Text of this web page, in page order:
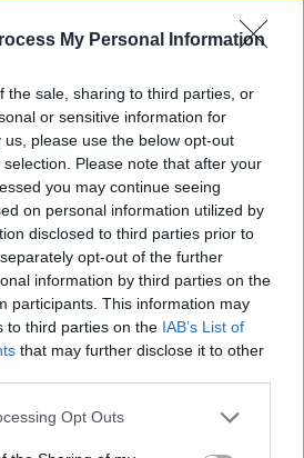
My Personal Information
the sale, sharing to third parties, or
or sensitive information for
please use the below opt-out
Please note that after your
you may continue seeing
on personal information utilized by
disclosed to third parties prior to
opt-out of the further
information by third parties on the
participants. This information may
to third parties on the IAB’s List of
that may further disclose it to other
Opt Outs
žurnalistams apsilankius
nebebuvo. Jokių
čia lankytojų laukusią
kad šiuo metu
remontas, o į klausimą, ar
neatsako. Taip
ar remontui pasibaigus,
visuomenei.
Lietuvos Respublikos